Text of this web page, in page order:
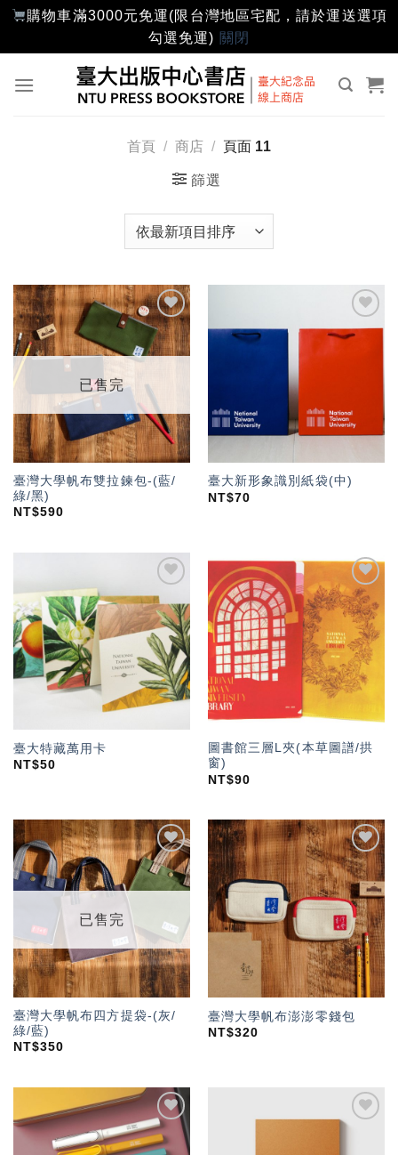
購物車滿3000元免運(限台灣地區宅配，請於運送選項
勾選免運) 關閉
首頁 / 商店 / 頁面 11
篩選
加入
「願
望輕
已售完
臺灣大學帆布雙拉鍊包-(藍/
綠/黑)
NT$590
加入
臺大新形象識別紙袋(中)
NT$70
加入
「願
望輕
單」
臺大特藏萬用卡
NT$50
加入
「願
望輕
單」
圖書館三層L夾(本草圖譜/拱
窗)
NT$90
加入
「願
望輕
已售完
臺灣大學帆布四方提袋-(灰/
綠/藍)
NT$350
加入
「願
望輕
單」
臺灣大學帆布澎澎零錢包
NT$320
加入
「願